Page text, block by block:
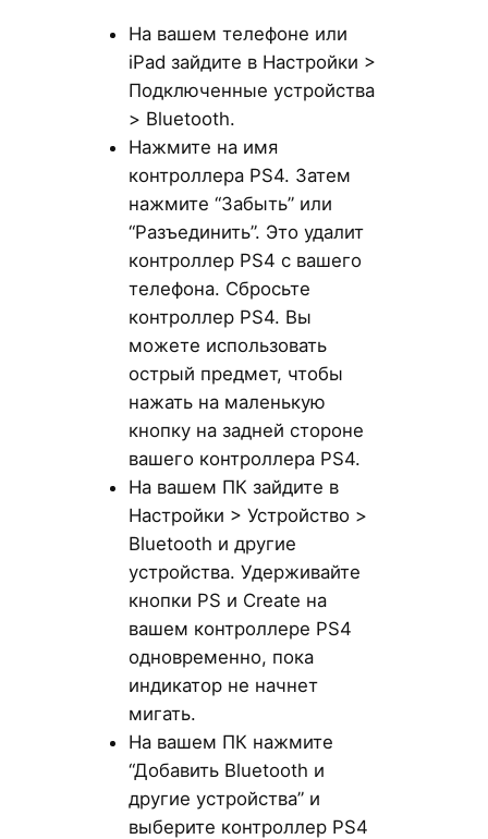
На вашем телефоне или
iPad зайдите в Настройки >
Подключенные устройства
> Bluetooth.
Нажмите на имя
контроллера PS4. Затем
нажмите “Забыть” или
“Разъединить”. Это удалит
контроллер PS4 с вашего
телефона. Сбросьте
контроллер PS4. Вы
можете использовать
острый предмет, чтобы
нажать на маленькую
кнопку на задней стороне
вашего контроллера PS4.
На вашем ПК зайдите в
Настройки > Устройство >
Bluetooth и другие
устройства. Удерживайте
кнопки PS и Create на
вашем контроллере PS4
одновременно, пока
индикатор не начнет
мигать.
На вашем ПК нажмите
“Добавить Bluetooth и
другие устройства” и
выберите контроллер PS4